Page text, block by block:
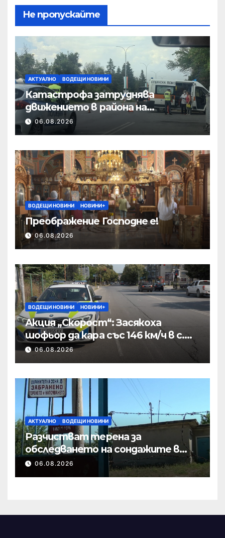
Не пропускайте
АКТУАЛНО ВОДЕЩИ НОВИНИ
Катастрофа затруднява
движението в района на
Хиподрума
06.08.2026
ВОДЕЩИ НОВИНИ НОВИНИ+
Преображение Господне е!
06.08.2026
ВОДЕЩИ НОВИНИ НОВИНИ+
Акция „Скорост“: Засякоха
шофьор да кара със 146 км/ч в с.
Пристое
06.08.2026
АКТУАЛНО ВОДЕЩИ НОВИНИ
Разчистват терена за
обследването на сондажите в
„Мътница“
06.08.2026